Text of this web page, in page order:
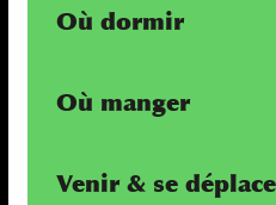
Où dormir
Où manger
Venir & se